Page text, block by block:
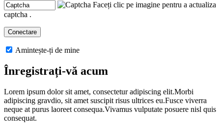
Faceți clic pe imagine pentru a actualiza
captcha .
Amintește-ți de mine
Înregistrați-vă acum
Lorem ipsum dolor sit amet, consectetur adipiscing elit.Morbi
adipiscing gravdio, sit amet suscipit risus ultrices eu.Fusce viverra
neque at purus laoreet consequa.Vivamus vulputate posuere nisl quis
consequat.